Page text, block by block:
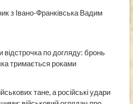
з Івано-Франківська Вадим
відстрочка по догляду: бронь
тримається роками
тане, а російські удари